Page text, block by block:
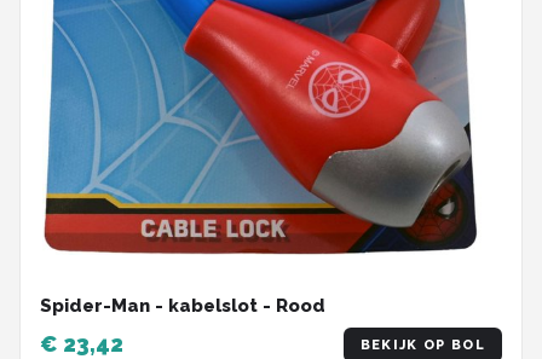
Spider-Man - kabelslot - Rood
€ 23,42 BEKIJK OP BOL